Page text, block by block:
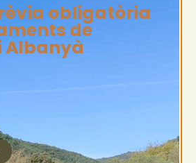
obligatòria
de
Albanyà